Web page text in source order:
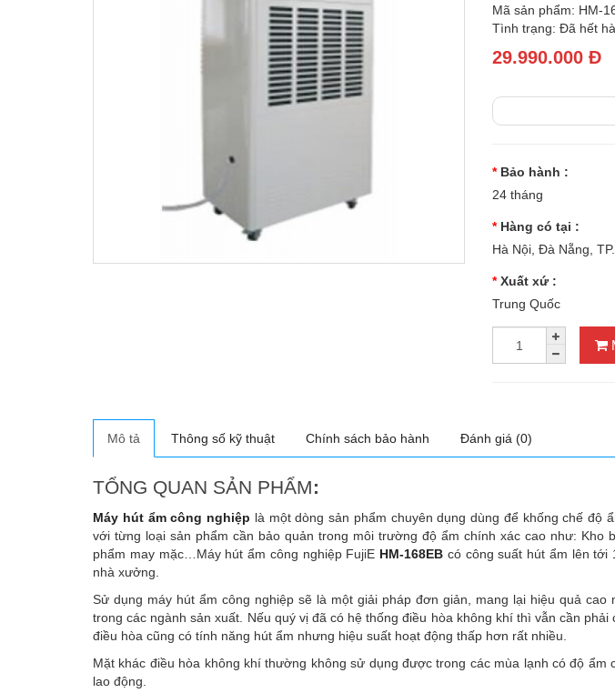
Mã sản phẩm: HM-
Tình trạng: Đã hết
29.990.000 Đ
Bảo hành :
24 tháng
Hàng có tại :
Hà Nội, Đà Nẵng,
Xuất xứ :
Trung Quốc
Mô tả Thông số kỹ thuật Chính sách bảo hành Đánh giá (0)
TỔNG QUAN SẢN PHẨM:
Máy hút ẩm công nghiệp là một dòng sản phẩm chuyên dụng dùng để khống chế độ
với từng loại sản phẩm cần bảo quản trong môi trường độ ẩm chính xác cao như: Kho
phẩm may mặc…Máy hút ẩm công nghiệp FujiE HM-168EB có công suất hút ẩm lên tới
nhà xưởng.
Sử dụng máy hút ẩm công nghiệp sẽ là một giải pháp đơn giản, mang lại hiệu quả
trong các ngành sản xuất. Nếu quý vị đã có hệ thống điều hòa không khí thì vẫn cần
điều hòa cũng có tính năng hút ẩm nhưng hiệu suất hoạt động thấp hơn rất nhiều.
Mặt khác điều hòa không khí thường không sử dụng được trong các mùa lạnh có độ
lao động.